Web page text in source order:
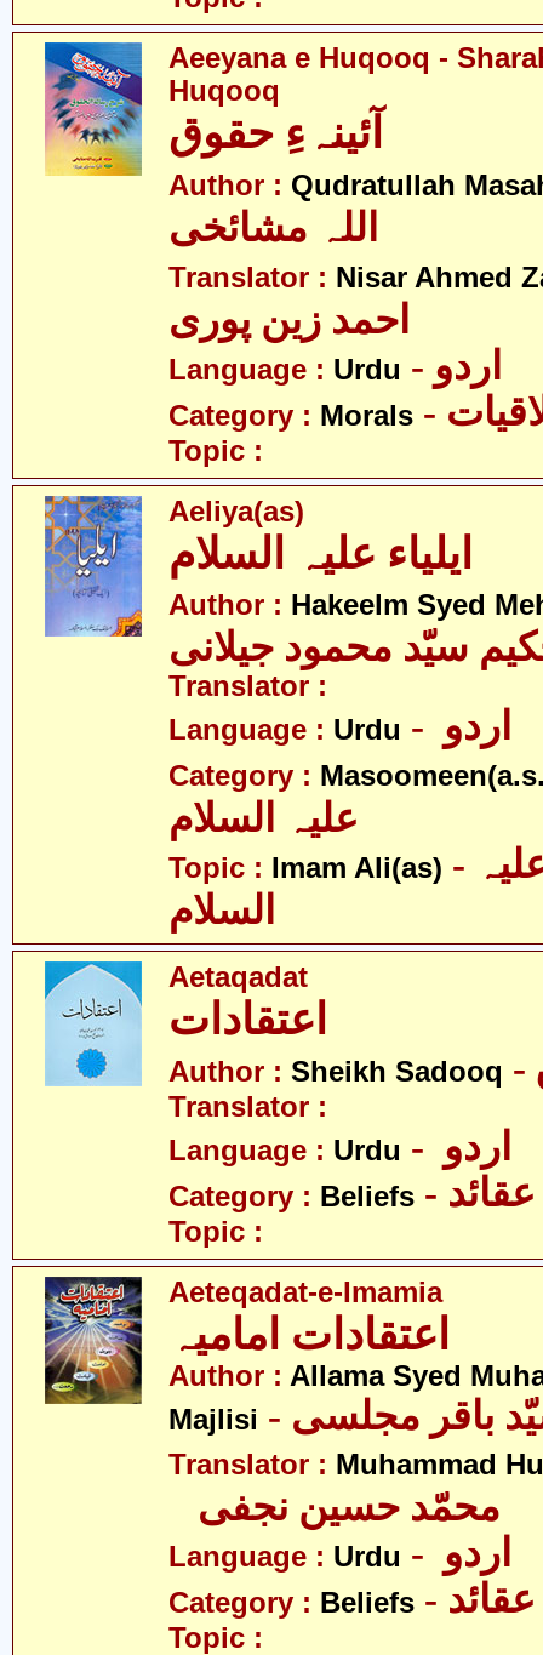
Aeeyana e Huqooq -
Huqooq
آئینہءِ حقوق
Author : Qudratullah
اللہ مشائخی
Translator : Nisar Ahmed
احمد زین پوری
Language : Urdu - اردو
Category : Morals
Topic :
Aeliya(as)
Author : Hakeelm Syed
سیّد محمود جیلانی
Translator :
Language : Urdu
Category :
Topic : Imam Ali(as) - امام علی علیہ
السلام
Aetaqadat
Author : Sheikh Sadooq
Translator :
Language : Urdu
Category : Beliefs - عقائد
Topic :
Aeteqadat-e-Imamia
اعتقادات امامیہ
Author : Allama Syed
Majlisi
Translator : Muhammad
Language : Urdu
Category : Beliefs - عقائد
Topic :